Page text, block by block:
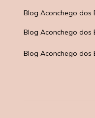
Blog Aconchego dos
Blog Aconchego dos
Blog Aconchego dos